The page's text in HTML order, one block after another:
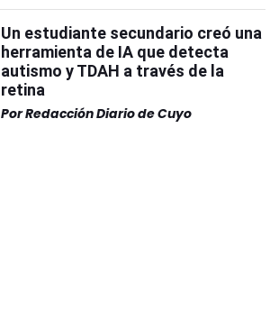
Un estudiante secundario creó una
herramienta de IA que detecta
autismo y TDAH a través de la
retina
PorRedacción Diario de Cuyo